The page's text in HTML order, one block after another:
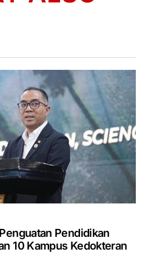
Pendidikan
10 Kampus Kedokteran